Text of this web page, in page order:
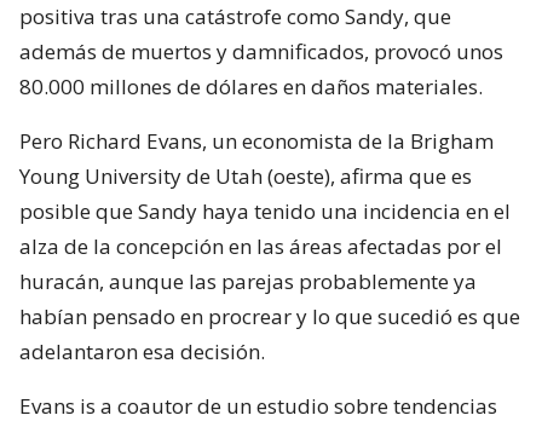
positiva tras una catástrofe como Sandy, que
además de muertos y damnificados, provocó unos
80.000 millones de dólares en daños materiales.
Pero Richard Evans, un economista de la Brigham
Young University de Utah (oeste), afirma que es
posible que Sandy haya tenido una incidencia en el
alza de la concepción en las áreas afectadas por el
huracán, aunque las parejas probablemente ya
habían pensado en procrear y lo que sucedió es que
adelantaron esa decisión.
Evans is a coautor de un estudio sobre tendencias